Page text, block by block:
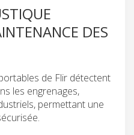
DES
de Flir détectent
les engrenages,
permettant une